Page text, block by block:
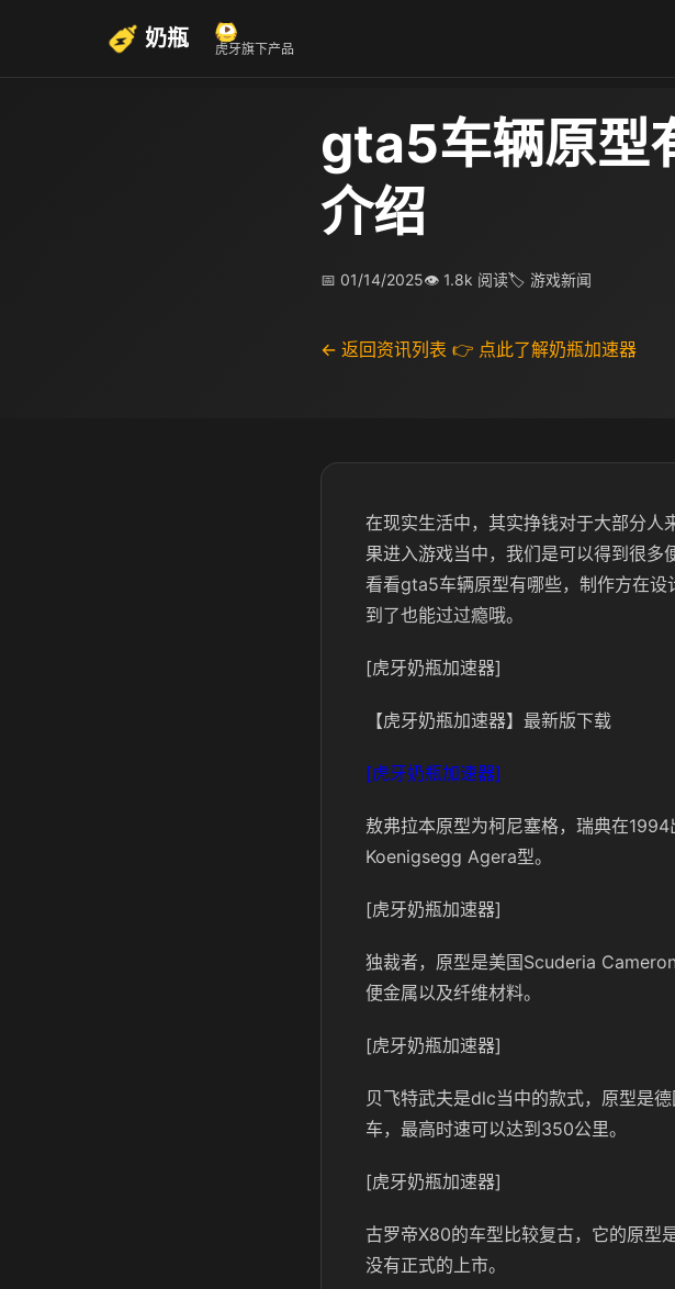
奶瓶 虎牙旗下产品
gta5车辆原型
介绍
📅 01/14/2025👁 1.8k 阅读🏷 游戏新闻
← 返回资讯列表 👉 点此了解奶瓶加速器
在现实生活中，其实挣钱对于大部分人
果进入游戏当中，我们是可以得到很多
看看gta5车辆原型有哪些，制作方在
到了也能过过瘾哦。
[虎牙奶瓶加速器]
【虎牙奶瓶加速器】最新版下载
[虎牙奶瓶加速器]
敖弗拉本原型为柯尼塞格，瑞典在
Koenigsegg Agera型。
[虎牙奶瓶加速器]
独裁者，原型是美国Scuderia
便金属以及纤维材料。
[虎牙奶瓶加速器]
贝飞特武夫是dlc当中的款式，原型是
车，最高时速可以达到350公里。
[虎牙奶瓶加速器]
古罗帝X80的车型比较复古，它的原型
没有正式的上市。